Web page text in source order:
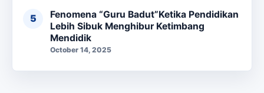
Fenomena “Guru Badut”Ketika Pendidikan
Lebih Sibuk Menghibur Ketimbang
Mendidik
October 14, 2025